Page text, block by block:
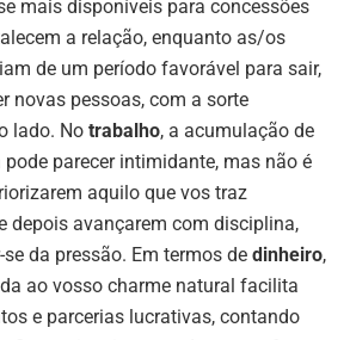
mais disponíveis para concessões
a relação, enquanto as/os
de um período favorável para sair,
novas pessoas, com a sorte
lado. No trabalho, a acumulação de
parecer intimidante, mas não é
aquilo que vos traz
depois avançarem com disciplina,
da pressão. Em termos de dinheiro,
ao vosso charme natural facilita
e parcerias lucrativas, contando